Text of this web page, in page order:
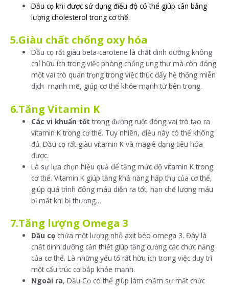
Dầu cọ khi được sử dụng điều độ có thể giúp cân bằng
lượng cholesterol trong cơ thể.
5.Giàu chất chống oxy hóa
Dầu cọ rất giàu beta-carotene là chất dinh dưỡng không
chỉ hữu ích trong việc phòng chống ung thư mà còn đóng
một vai trò quan trọng trong việc thúc đẩy hệ thống miễn
dịch mạnh mẽ, giúp cơ thể khỏe mạnh từ bên trong.
6.Tăng Vitamin K
Các vi khuẩn tốt trong đường ruột đóng vai trò tạo ra
vitamin K trong cơ thể. Tuy nhiên, điều này có thể không
đủ. Dầu cọ rất giàu vitamin K và magiê dạng tiêu hóa
được.
Là sự lựa chọn hiệu quả để tăng mức độ vitamin K trong
cơ thể. Vitamin K giúp tăng khả năng hấp thụ của cơ thể,
giúp quá trình đông máu diễn ra tốt, hạn chế lượng máu
bị mất khi bị thương…
7.Tăng lượng Omega 3
Dầu cọ chứa một lượng nhỏ axit béo omega 3. Đây là
chất dinh dưỡng cần thiết giúp tăng cường các chức năng
của cơ thể. Là những yếu tố rất hữu ích trong việc duy trì
một cấu trúc cơ bắp khỏe mạnh.
Ngoài ra, Dầu Cọ có thể giúp làm chậm sự mất chức